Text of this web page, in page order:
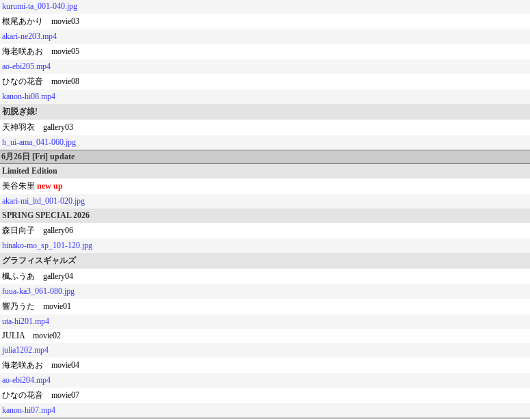
kurumi-ta_001-040.jpg
根尾あかり movie03
akari-ne203.mp4
海老咲あお movie05
ao-ebi205.mp4
ひなの花音 movie08
kanon-hi08.mp4
初脱ぎ娘!
天神羽衣 gallery03
h_ui-ama_041-060.jpg
6月26日 [Fri] update
Limited Edition
美谷朱里 new up
akari-mi_ltd_001-020.jpg
SPRING SPECIAL 2026
森日向子 gallery06
hinako-mo_sp_101-120.jpg
グラフィスギャルズ
楓ふうあ gallery04
fuua-ka3_061-080.jpg
響乃うた movie01
uta-hi201.mp4
JULIA movie02
julia1202.mp4
海老咲あお movie04
ao-ebi204.mp4
ひなの花音 movie07
kanon-hi07.mp4